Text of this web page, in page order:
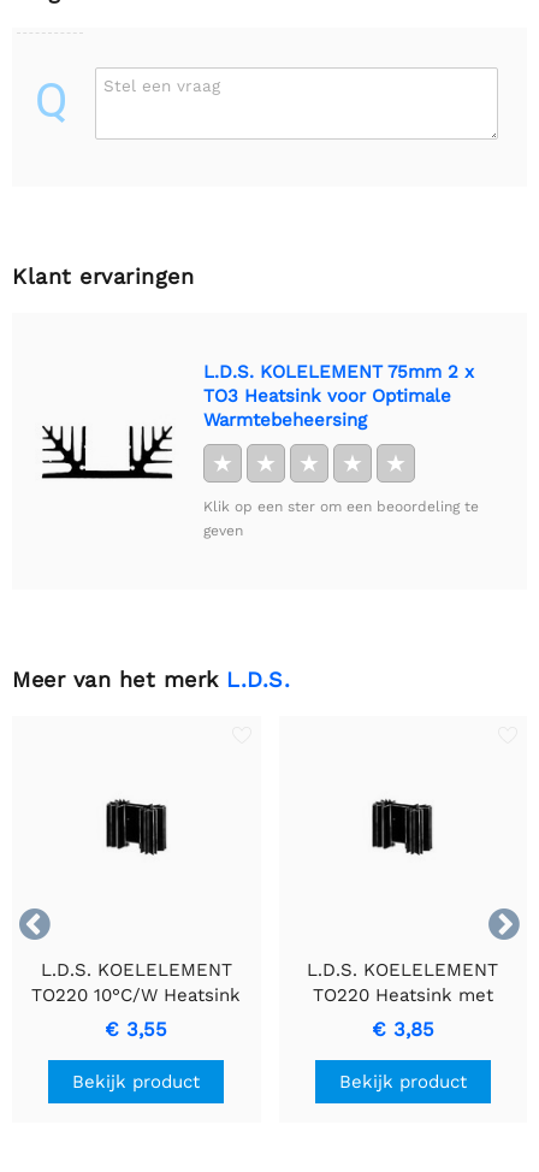
Q Stel een vraag
Klant ervaringen
L.D.S. KOLELEMENT 75mm 2 x
TO3 Heatsink voor Optimale
Warmtebeheersing
★ ★ ★ ★ ★
Klik op een ster om een beoordeling te
geven
Meer van het merk L.D.S.


L.D.S. KOELELEMENT
TO220 10°C/W Heatsink
voor Optimale
Warmteafvoer
€ 3,55
Bekijk product
L.D.S. KOELELEMENT
TO220 Heatsink met
Pinnen
€ 3,85
Bekijk product